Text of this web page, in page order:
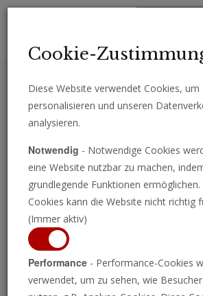
Erhalten Sie wichtige Analysen, Kommentare
Programm
Cookie-
Diese Website verwendet Cookies, um
personalisieren und unseren
analysieren.
Notwendig - Notwendige Cookies
eine Website nutzbar zu machen,
grundlegende Funktionen ermöglichen.
Cookies kann die Website nicht richtig
(Immer aktiv)
Performance - Performance-Cookies
verwendet, um zu sehen, wie